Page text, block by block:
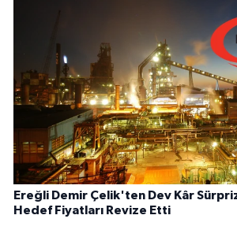
Ereğli Demir Çelik'ten Dev Kâr
Hedef Fiyatları Revize Etti